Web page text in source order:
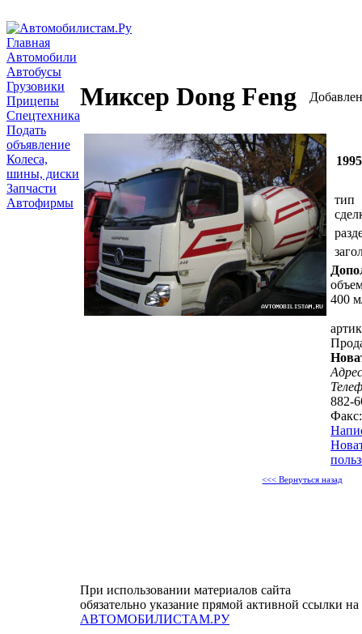
Главная
Автомобили
Автобусы
Грузовики
Прицепы
Спецтехника
Подать
объявление
Колеса,
шины, диски
Запчасти
Автофирмы
Миксер Dong Feng
тип
400
882-
<<< Вернуться назад
При использовании материалов сайта
обязательно указание прямой активной ссылки на
АВТОМОБИЛИСТАМ.РУ